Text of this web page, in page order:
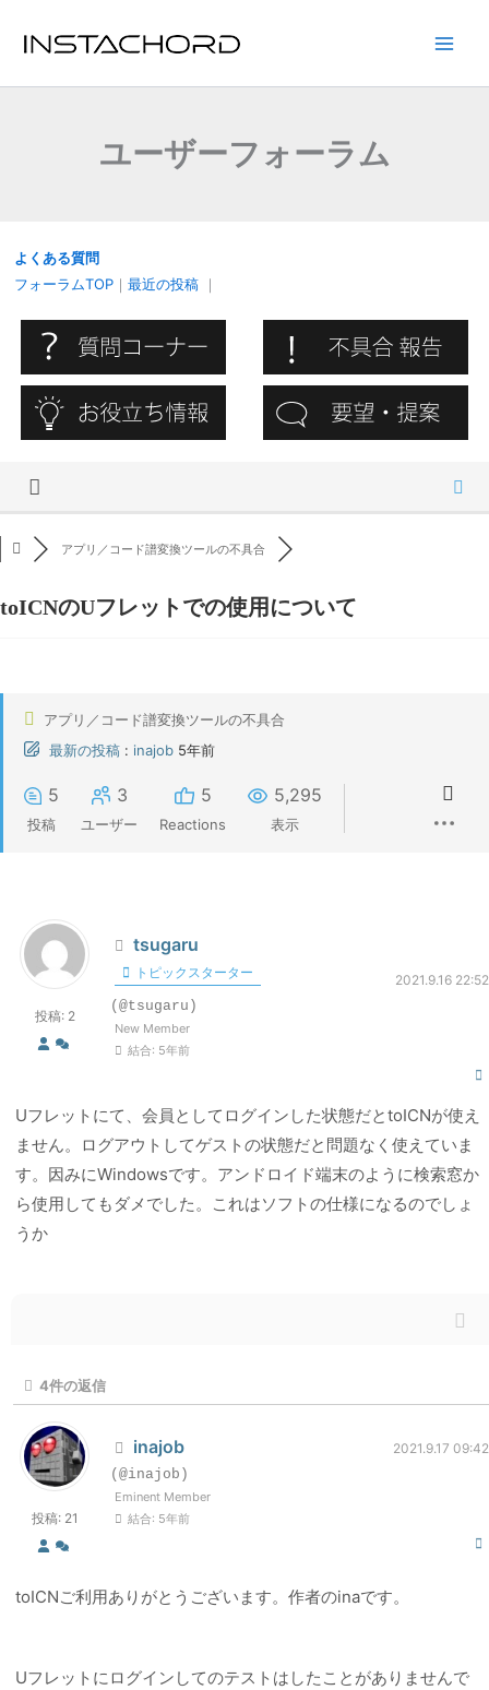
ユーザーフォーラム
よくある質問
フォーラムTOP ｜ 最近の投稿 ｜
アプリ／コード譜変換ツールの不具合
toICNのUフレットでの使用について
アプリ／コード譜変換ツールの不具合
最新の投稿 : inajob 5年前
5
投稿
3
ユーザー
5
Reactions
5,295
表示
投稿: 2
tsugaru
トピックスターター
2021.9.16 22:52
(@tsugaru)
New Member
結合: 5年前
Uフレットにて、会員としてログインした状態だとtoICNが使え
ません。ログアウトしてゲストの状態だと問題なく使えていま
す。因みにWindowsです。アンドロイド端末のように検索窓か
ら使用してもダメでした。これはソフトの仕様になるのでしょ
うか
4件の返信
投稿: 21
inajob
2021.9.17 09:42
(@inajob)
Eminent Member
結合: 5年前
toICNご利用ありがとうございます。作者のinaです。
Uフレットにログインしてのテストはしたことがありませんで